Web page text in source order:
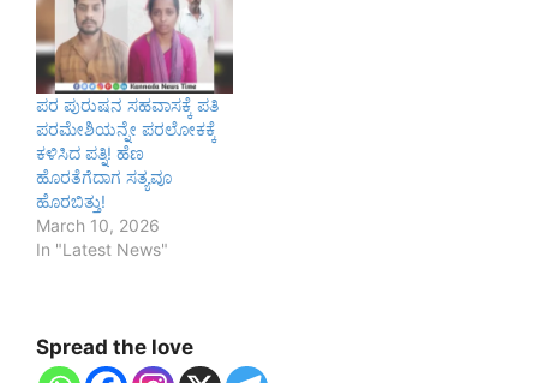
ಪರ ಪುರುಷನ ಸಹವಾಸಕ್ಕೆ ಪತಿ
ಪರಮೇಶಿಯನ್ನೇ ಪರಲೋಕಕ್ಕೆ
ಕಳಿಸಿದ ಪತ್ನಿ! ಹೆಣ
ಹೊರತೆಗೆದಾಗ ಸತ್ಯವೂ
ಹೊರಬಿತ್ತು!
March 10, 2026
In "Latest News"
Spread the love